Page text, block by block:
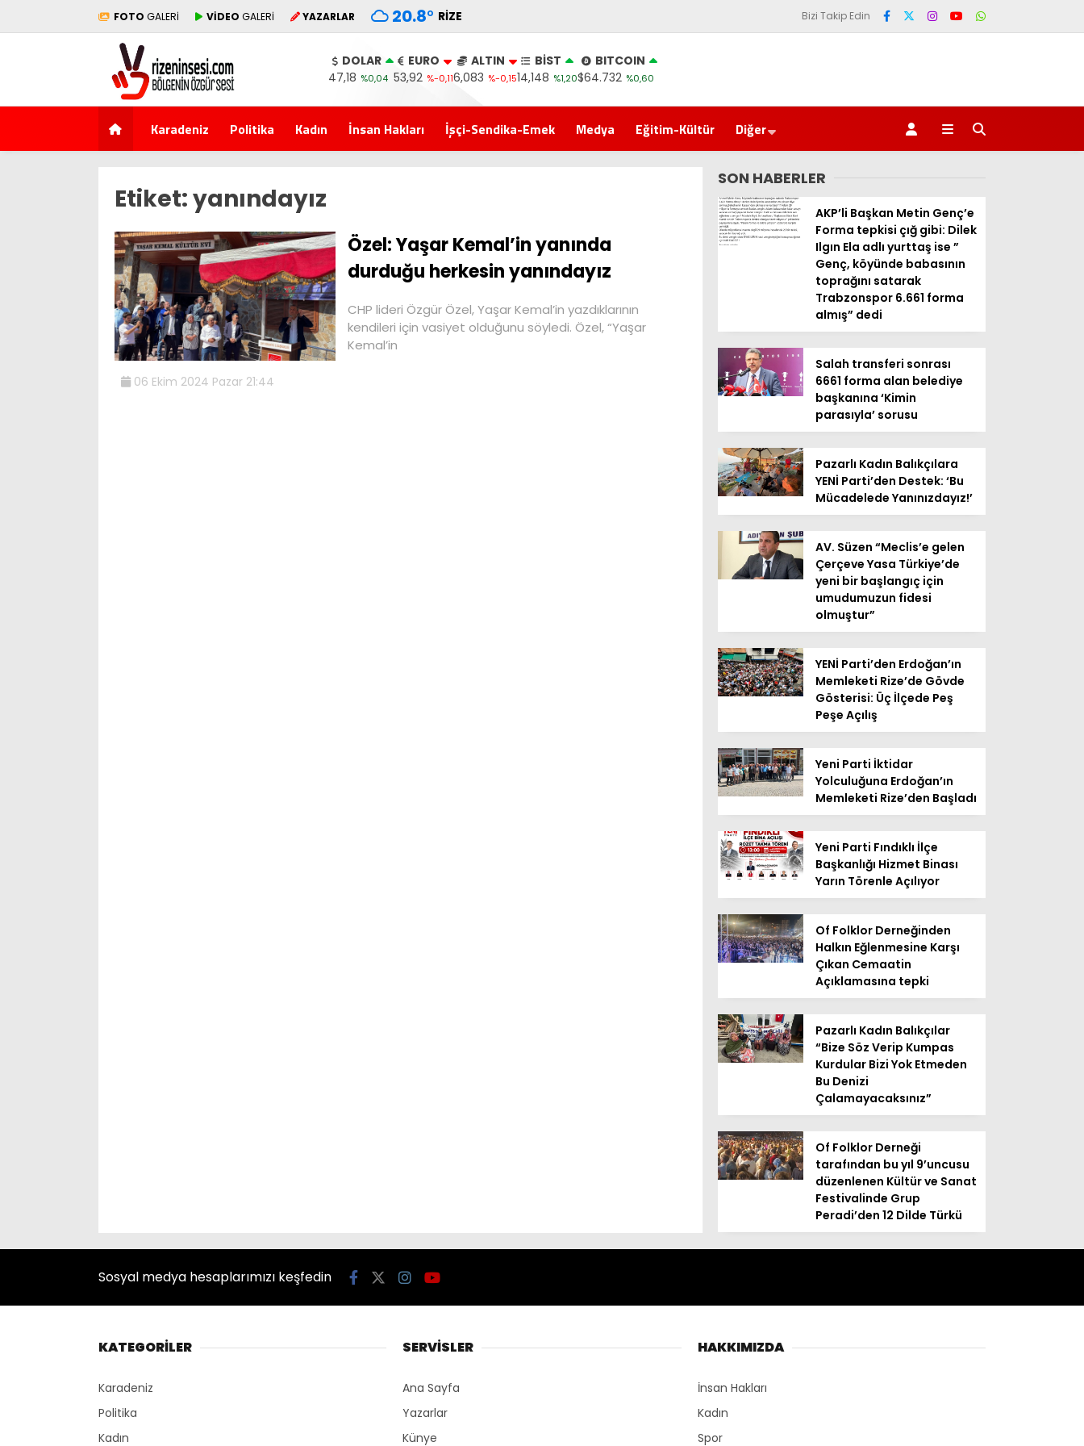
FOTO GALERİ VİDEO GALERİ YAZARLAR 20.8° RIZE Bizi Takip Edin
DOLAR
47,18 %0,04
EURO
53,92 %-0,11
ALTIN
6,083 %-0,15
BİST
14,148 %1,20
BITCOIN
$64.732 %0,60
Karadeniz Politika Kadın İnsan Hakları İşçi-Sendika-Emek Medya Eğitim-Kültür Diğer
Etiket:yanındayız
Özel: Yaşar Kemal’in yanında
durduğu herkesin yanındayız
CHP lideri Özgür Özel, Yaşar Kemal’in yazdıklarının
kendileri için vasiyet olduğunu söyledi. Özel, “Yaşar
Kemal’in
06 Ekim 2024 Pazar 21:44
SON HABERLER
AKP’li Başkan Metin Genç’e
Forma tepkisi çığ gibi: Dilek
Ilgın Ela adlı yurttaş ise ”
Genç, köyünde babasının
toprağını satarak
Trabzonspor 6.661 forma
almış” dedi
Salah transferi sonrası
6661 forma alan belediye
başkanına ‘Kimin
parasıyla’ sorusu
Pazarlı Kadın Balıkçılara
YENİ Parti’den Destek: ‘Bu
Mücadelede Yanınızdayız!’
AV. Süzen “Meclis’e gelen
Çerçeve Yasa Türkiye’de
yeni bir başlangıç için
umudumuzun fidesi
olmuştur”
YENİ Parti’den Erdoğan’ın
Memleketi Rize’de Gövde
Gösterisi: Üç İlçede Peş
Peşe Açılış
Yeni Parti İktidar
Yolculuğuna Erdoğan’ın
Memleketi Rize’den Başladı
Yeni Parti Fındıklı İlçe
Başkanlığı Hizmet Binası
Yarın Törenle Açılıyor
Of Folklor Derneğinden
Halkın Eğlenmesine Karşı
Çıkan Cemaatin
Açıklamasına tepki
Pazarlı Kadın Balıkçılar
“Bize Söz Verip Kumpas
Kurdular Bizi Yok Etmeden
Bu Denizi
Çalamayacaksınız”
Of Folklor Derneği
tarafından bu yıl 9’uncusu
düzenlenen Kültür ve Sanat
Festivalinde Grup
Peradi’den 12 Dilde Türkü
Sosyal medya hesaplarımızı keşfedin
KATEGORİLER
Karadeniz
Politika
Kadın
SERVİSLER
Ana Sayfa
Yazarlar
Künye
HAKKIMIZDA
İnsan Hakları
Kadın
Spor